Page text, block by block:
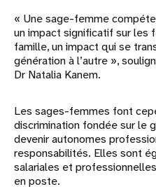
« Une sage-femme
un impact significatif sur les
famille, un impact qui se
génération à l’autre »,
Dr Natalia Kanem.
Les sages-femmes font
discrimination fondée sur le
devenir autonomes
responsabilités. Elles sont
salariales et
en poste.